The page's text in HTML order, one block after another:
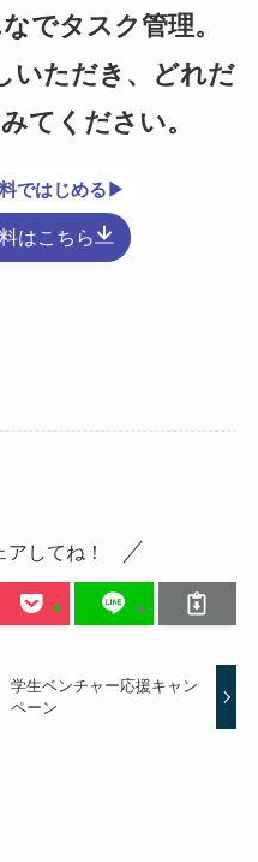
でタスク管理。
いただき、どれだ
てください。
ではじめる▶
はこちら
してね！
学生ベンチャー応援キャン
ペーン